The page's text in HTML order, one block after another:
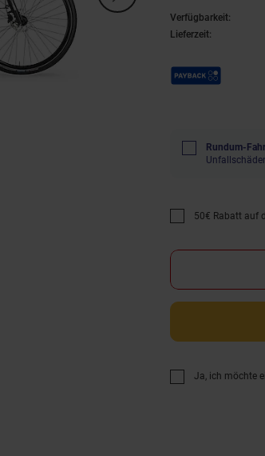
Verfügbarkeit:
Lieferzeit:
Payback Punkte
Rundum-
Promotion "50€
50€ Rabatt auf
Ja, ich möchte